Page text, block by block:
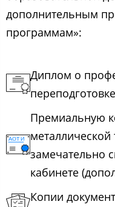
дополнительным
программам»:
Диплом о
Премиальную
металлической
замечательно
кабинете
Копии